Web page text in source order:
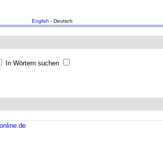
English - Deutsch
In Wörtern suchen